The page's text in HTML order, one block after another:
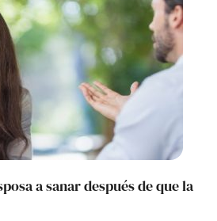
a sanar después de que la